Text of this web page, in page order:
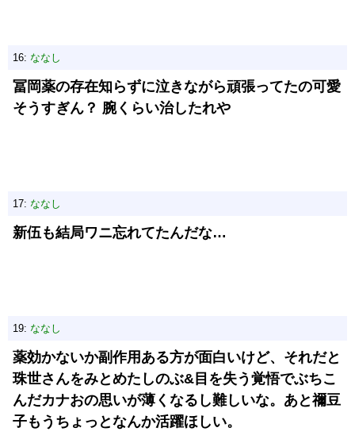
16: ななし
冨岡薬の存在知らずに泣きながら頑張ってたの可愛
そうすぎん？ 腕くらい治したれや
17: ななし
新伍も結局ワニ忘れてたんだな…
19: ななし
薬効かないか副作用ある方が面白いけど、それだと
珠世さんをみとめたしのぶ&目を失う覚悟でぶちこ
んだカナおの思いが薄くなるし難しいな。あと禰豆
子もうちょっとなんか活躍ほしい。